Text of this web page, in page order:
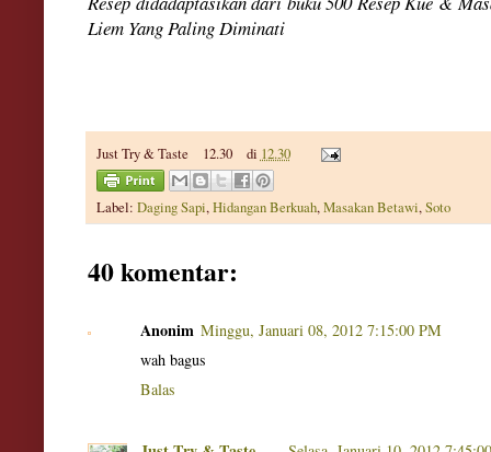
Liem Yang Paling Diminati
Just Try & Taste 12.30 di 12.30
Label: Daging Sapi,Hidangan Berkuah,Masakan Betawi,Soto
40 komentar:
Anonim Minggu, Januari 08, 2012 7:15:00 PM
wah bagus
Balas